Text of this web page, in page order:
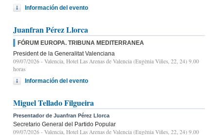
Información del evento
Juanfran Pérez Llorca
FÓRUM EUROPA. TRIBUNA MEDITERRANEA
President de la Generalitat Valenciana
09/07/2026 - Valencia, Hotel Las Arenas de Valencia (Eugènia Viñes, 22, 24) 9.00
horas
Información del evento
Miguel Tellado Filgueira
Presentador de Juanfran Pérez Llorca
Secretario General del Partido Popular
09/07/2026 - Valencia, Hotel Las Arenas de Valencia (Eugènia Viñes, 22, 24) 9.00